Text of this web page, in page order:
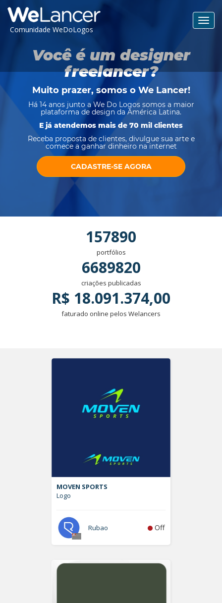
Comunidade WeDoLogos
Você é um designer
freelancer?
Muito prazer, somos o We Lancer!
Há 14 anos junto a We Do Logos somos a maior
plataforma de design da América Latina.
E já atendemos mais de 70 mil clientes
Receba proposta de clientes, divulgue sua arte e
comece a ganhar dinheiro na internet
CADASTRE-SE AGORA
157890
portfólios
6689820
criações publicadas
R$ 18.091.374,00
faturado online pelos Welancers
MOVEN SPORTS
Logo
Rubao Off